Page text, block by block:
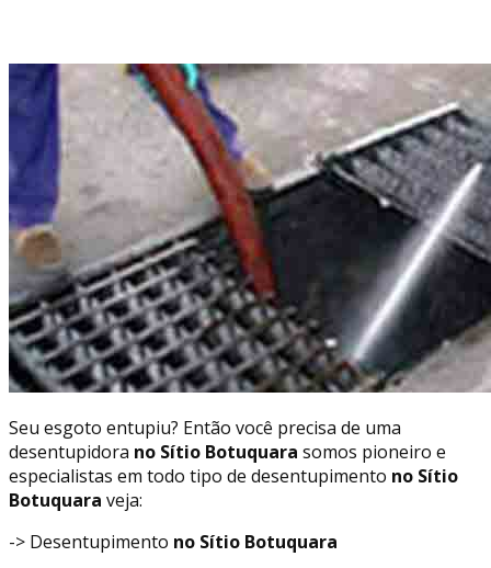
Seu esgoto entupiu? Então você precisa de uma
desentupidora no Sítio Botuquara somos pioneiro e
especialistas em todo tipo de desentupimento no Sítio
Botuquara veja:
-> Desentupimento no Sítio Botuquara